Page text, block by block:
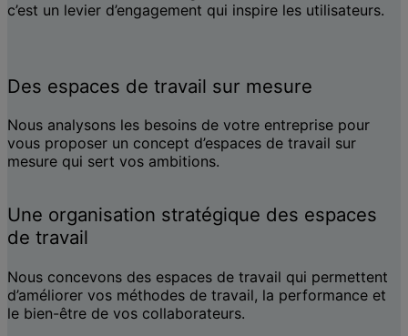
c’est un levier d’engagement qui inspire les utilisateurs.
Des espaces de travail sur mesure
Nous analysons les besoins de votre entreprise pour
vous proposer un concept d’espaces de travail sur
mesure qui sert vos ambitions.
Une organisation stratégique des espaces
de travail
Nous concevons des espaces de travail qui permettent
d’améliorer vos méthodes de travail, la performance et
le bien-être de vos collaborateurs.